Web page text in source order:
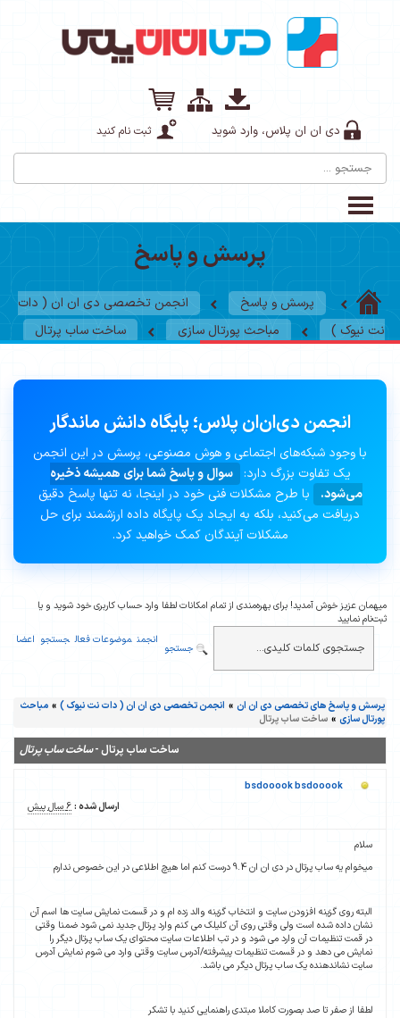
دی ان ان پلاس، وارد شوید ثبت نام کنید
پرسش و پاسخ
پرسش و پاسخ
انجمن تخصصی دی ان ان ( دات
نت نیوک )
مباحث پورتال سازی ساخت ساب پرتال
انجمن دی‌ان‌ان پلاس؛ پایگاه دانش ماندگار
با وجود شبکه‌های اجتماعی و هوش مصنوعی، پرسش در این انجمن
یک تفاوت بزرگ دارد: سوال و پاسخ شما برای همیشه ذخیره
می‌شود.
با طرح مشکلات فنی خود در اینجا، نه تنها پاسخ دقیق
دریافت می‌کنید، بلکه به ایجاد یک پایگاه داده ارزشمند برای حل
مشکلات آیندگان کمک خواهید کرد.
میهمان عزیز خوش آمدید! برای بهره‌مندی از تمام امکانات لطفا وارد حساب کاربری خود شوید و یا
ثبت‌نام نمایید
انجمن موضوعات فعال جستجو اعضا
جستجو
پرسش و پاسخ های تخصصی دی ان ان » انجمن تخصصی دی ان ان ( دات نت نیوک ) » مباحث
پورتال سازی » ساخت ساب پرتال
ساخت ساب پرتال -ساخت ساب پرتال
bsdooook bsdooook
ارسال شده :6 سال پیش
سلام
میخوام یه ساب پرتال در دی ان ان 9.4 درست کنم اما هیچ اطلاعی در این خصوص ندارم
البته روی گزینه افزودن سایت و انتخاب گزینه والد زده ام و در قسمت نمایش سایت ها اسم آن
نشان داده شده است ولی وقتی روی آن کلیلک می کنم وارد پرتال جدید نمی شود ضمنا وقتی
در قمت تنظیمات آن وارد می شود و در تب اطلاعات سایت محتوای یک ساب پرتال دیگر را
نمایش می دهد و در قسمت تنظیمات پیشرفته/آدرس سایت وقتی وارد می شوم نمایش آدرس
سایت نشاندهنده یک ساب پرتال دیگر می باشد.
لطفا از صفر تا صد بصورت کاملا مبتدی راهنمایی کنید با تشکر